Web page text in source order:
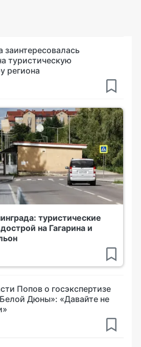
заинтересовалась
туристическую
региона
туристические
на Гагарина и
Попов о госэкспертизе
Дюны»: «Давайте не